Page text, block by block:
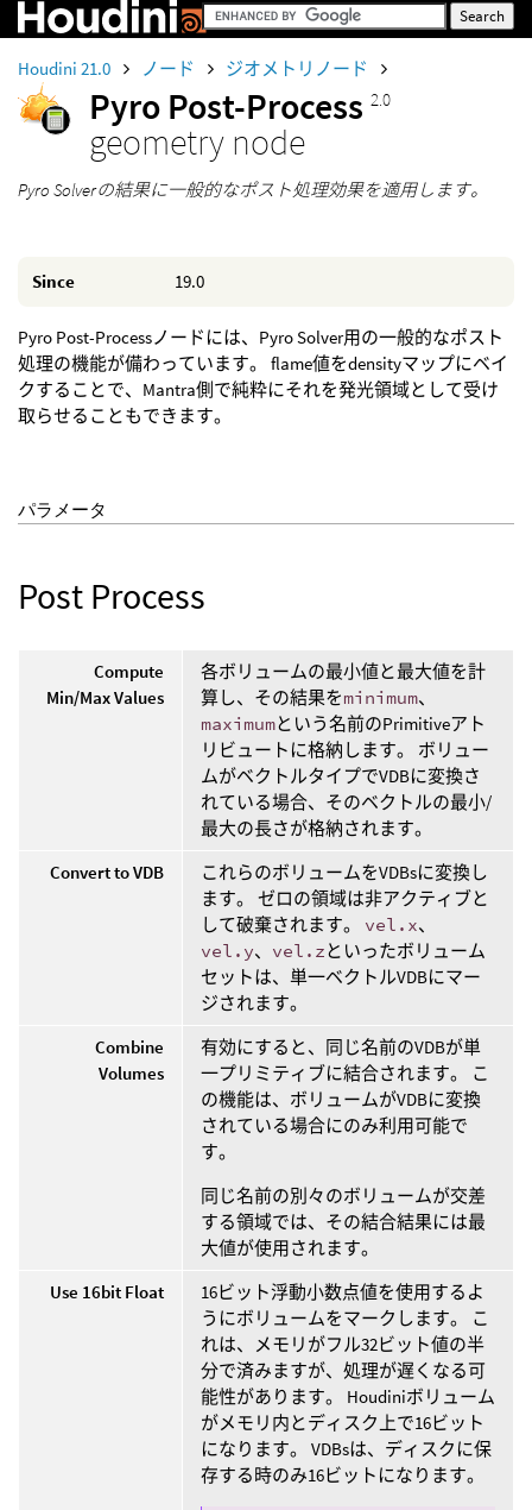
Houdini 21.0 ノード ジオメトリノード
Pyro Post-Process 2.0
geometry node
Pyro Solverの結果に一般的なポスト処理効果を適用します。
Since 19.0
Pyro Post-Processノードには、Pyro Solver用の一般的なポスト
処理の機能が備わっています。 flame値をdensityマップにベイ
クすることで、Mantra側で純粋にそれを発光領域として受け
取らせることもできます。
パラメータ
Post Process
Compute
Min/Max Values
各ボリュームの最小値と最大値を計
算し、その結果をminimum、
maximumという名前のPrimitiveアト
リビュートに格納します。 ボリュー
ムがベクトルタイプでVDBに変換さ
れている場合、そのベクトルの最小/
最大の長さが格納されます。
Convert to VDB
これらのボリュームをVDBsに変換し
ます。 ゼロの領域は非アクティブと
して破棄されます。 vel.x、
vel.y、 vel.zといったボリューム
セットは、単一ベクトルVDBにマー
ジされます。
Combine
Volumes
有効にすると、同じ名前のVDBが単
一プリミティブに結合されます。 こ
の機能は、ボリュームがVDBに変換
されている場合にのみ利用可能で
す。
同じ名前の別々のボリュームが交差
する領域では、その結合結果には最
大値が使用されます。
Use 16bit Float
16ビット浮動小数点値を使用するよ
うにボリュームをマークします。 こ
れは、メモリがフル32ビット値の半
分で済みますが、処理が遅くなる可
能性があります。 Houdiniボリューム
がメモリ内とディスク上で16ビット
になります。 VDBsは、ディスクに保
存する時のみ16ビットになります。